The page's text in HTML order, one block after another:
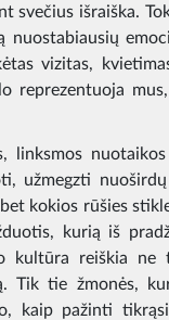
svečius išraiška.
nuostabiausių
vizitas,
reprezentuoja
linksmos
užmegzti
kokios rūšies
kurią iš
kultūra reiškia ne
Tik tie žmonės,
kaip pažinti